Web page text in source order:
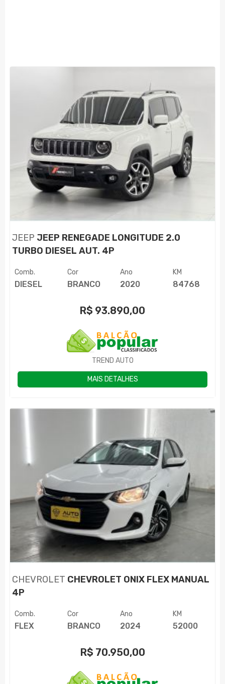
JEEP JEEP RENEGADE LONGITUDE 2.0
TURBO DIESEL AUT. 4P
Comb.
DIESEL
Cor
BRANCO
Ano
2020
KM
84768
R$ 93.890,00
TREND AUTO
MAIS DETALHES
CHEVROLET CHEVROLET ONIX FLEX MANUAL
4P
Comb.
FLEX
Cor
BRANCO
Ano
2024
KM
52000
R$ 70.950,00